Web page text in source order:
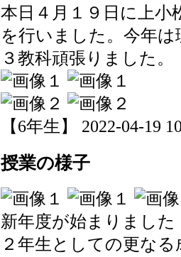
本日４月１９日に上小
を行いました。今年
３教科頑張りました。
【6年生】 2022-04-19
授業の様子
新年度が始まりました
２年生としての更な